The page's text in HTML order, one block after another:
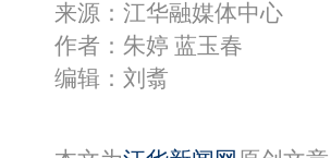
来源：江华融媒体中心
作者：朱婷 蓝玉春
编辑：刘翥